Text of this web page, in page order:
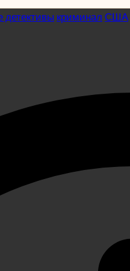
детективы криминал США